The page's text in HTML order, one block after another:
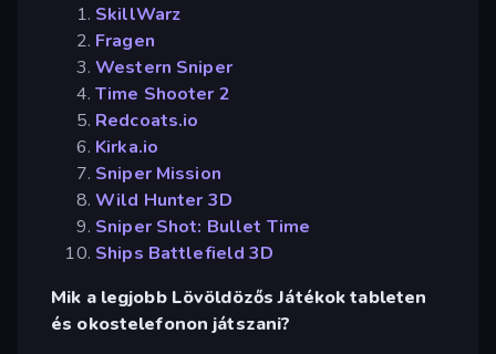
SkillWarz
Fragen
Western Sniper
Time Shooter 2
Redcoats.io
Kirka.io
Sniper Mission
Wild Hunter 3D
Sniper Shot: Bullet Time
Ships Battlefield 3D
Mik a legjobb Lövöldözős Játékok tableten
és okostelefonon játszani?